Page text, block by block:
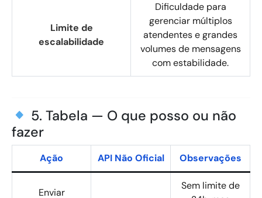
Limite de
escalabilidade
Dificuldade para
gerenciar múltiplos
atendentes e grandes
volumes de mensagens
com estabilidade.
5. Tabela — O que posso ou não
fazer
Ação API Não Oficial Observações
Enviar
Sem limite de